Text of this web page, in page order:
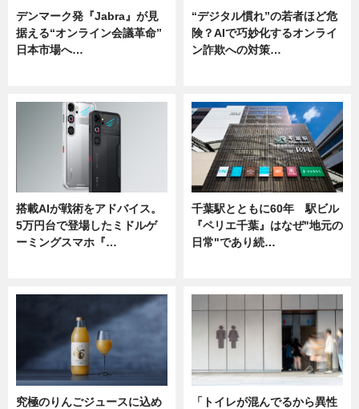
デンマーク発『Jabra』が見
据える“オンライン会議革命”
日本市場へ…
“デジタル慣れ”の若者ほど危
険？AIで巧妙化するオンライ
ン詐欺への対策…
搭載AIが戦術をアドバイス。
5万円台で登場したミドルゲ
ーミングスマホ『…
千葉駅とともに60年 駅ビル
『ペリエ千葉』はなぜ"地元の
日常"であり続…
究極のりんごジュースに込め
「トイレが混んでるから異性